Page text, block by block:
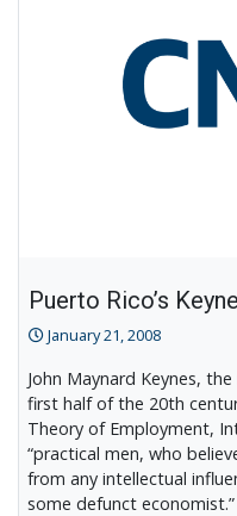
Puerto Rico’s
January 21, 2008
John Maynard Keynes,
first half of the 20th
Theory of Employment,
“practical men, who
from any intellectual
some defunct economist.”